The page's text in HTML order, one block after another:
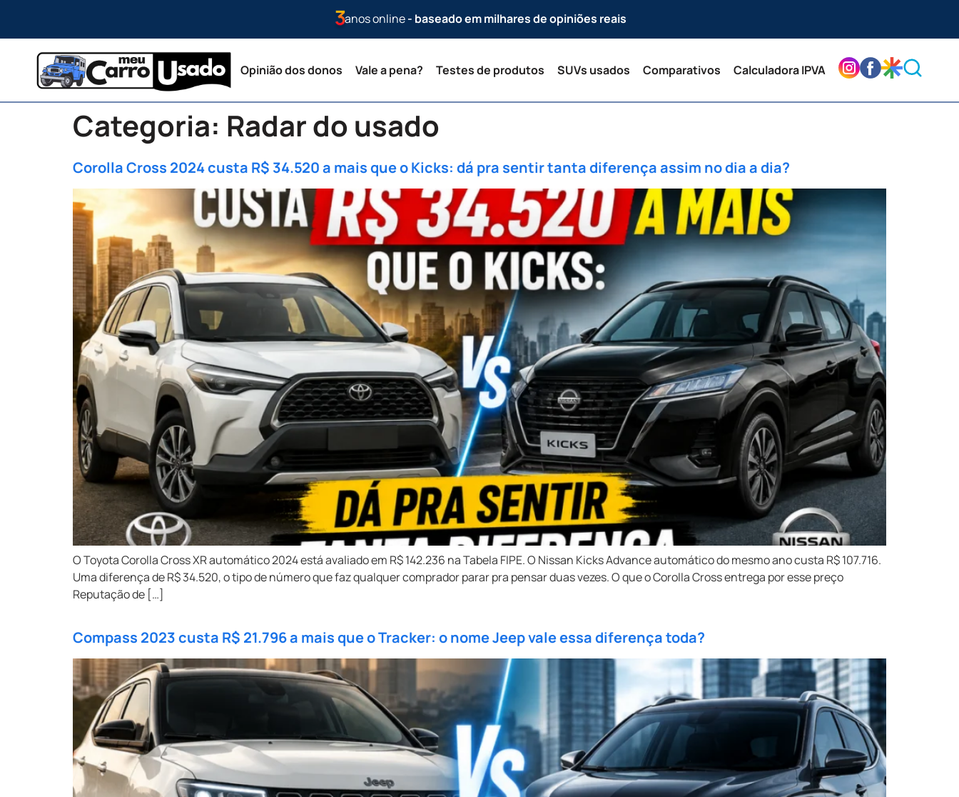
anos online- baseado em milhares de opiniões reais
Opinião dos donos Vale a pena? Testes de produtos SUVs usados Comparativos Calculadora IPVA
Categoria: Radar do usado
Corolla Cross 2024 custa R$ 34.520 a mais que o Kicks: dá pra sentir tanta diferença assim no dia a dia?
O Toyota Corolla Cross XR automático 2024 está avaliado em R$ 142.236 na Tabela FIPE. O Nissan Kicks Advance automático do mesmo ano custa R$ 107.716.
Uma diferença de R$ 34.520, o tipo de número que faz qualquer comprador parar pra pensar duas vezes. O que o Corolla Cross entrega por esse preço
Reputação de […]
Compass 2023 custa R$ 21.796 a mais que o Tracker: o nome Jeep vale essa diferença toda?